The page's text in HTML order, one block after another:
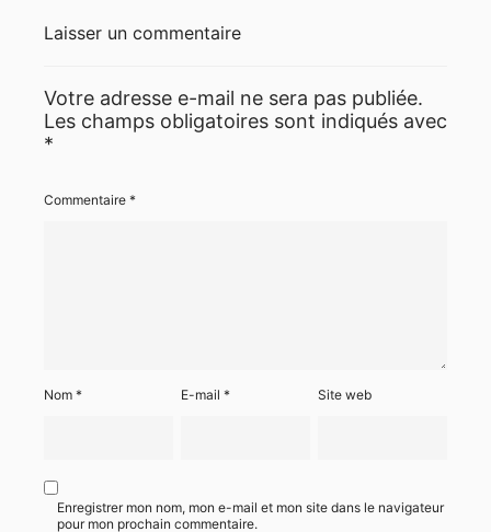
Laisser un commentaire
Votre adresse e-mail ne sera pas publiée.
Les champs obligatoires sont indiqués avec
*
Commentaire *
Nom * E-mail* Site web
Enregistrer mon nom, mon e-mail et mon site dans le navigateur
pour mon prochain commentaire.